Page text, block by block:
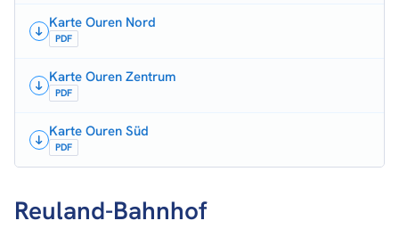
Karte Ouren Nord
PDF
Karte Ouren Zentrum
PDF
Karte Ouren Süd
PDF
Reuland-Bahnhof